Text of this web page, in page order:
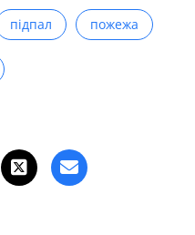
підпал пожежа